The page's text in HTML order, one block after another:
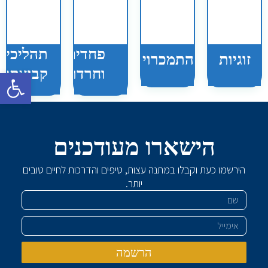
זוגיות התמכרויות
פחדים
וחרדות
הישארו מעודכנים
הירשמו כעת וקבלו במתנה עצות, טיפים והדרכות לחיים טובים
יותר.
שם
אימייל
הרשמה
פתח